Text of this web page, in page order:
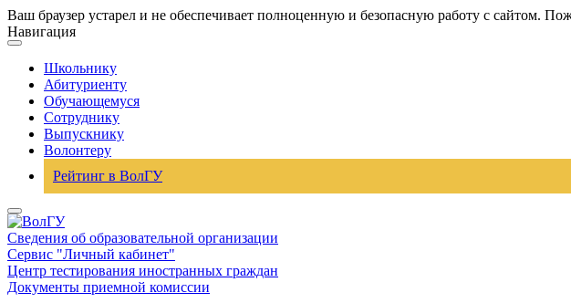
Ваш браузер устарел и не обеспечивает полноценную и безопасную работу с сайтом.
Навигация
Школьнику
Абитуриенту
Обучающемуся
Сотруднику
Выпускнику
Волонтеру
Рейтинг в ВолГУ
Сведения об образовательной организации
Сервис "Личный кабинет"
Центр тестирования иностранных граждан
Документы приемной комиссии